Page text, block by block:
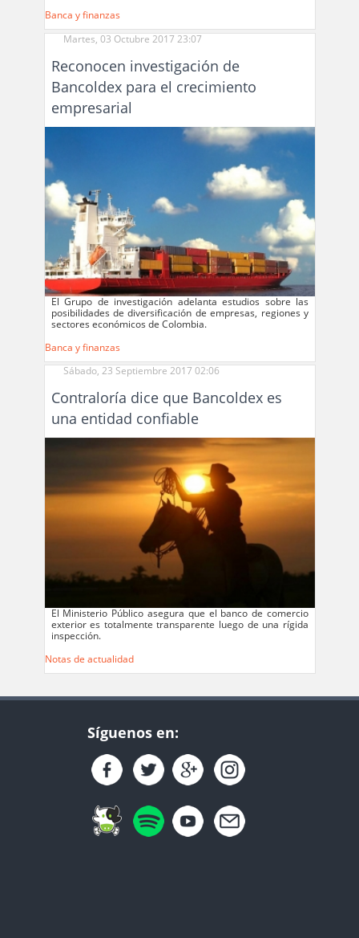
Banca y finanzas
Martes, 03 Octubre 2017 23:07
Reconocen investigación de
Bancoldex para el crecimiento
empresarial
El Grupo de investigación adelanta estudios sobre las
posibilidades de diversificación de empresas, regiones y
sectores económicos de Colombia.
Banca y finanzas
Sábado, 23 Septiembre 2017 02:06
Contraloría dice que Bancoldex es
una entidad confiable
El Ministerio Público asegura que el banco de comercio
exterior es totalmente transparente luego de una rígida
inspección.
Notas de actualidad
Síguenos en: